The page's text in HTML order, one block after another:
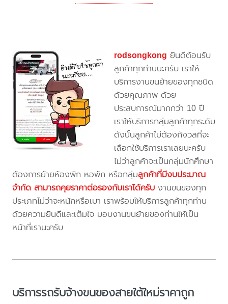
rodsongkong ยินดีต้อนรับ
ลูกค้าทุกท่านนะครับ เราให้
บริการงานขนย้ายของทุกชนิด
ด้วยคุณภาพ ด้วย
ประสบการณ์มากกว่า 10 ปี
เราให้บริการกลุ่มลูกค้าทุกระดับ
ดังนั้นลูกค้าไม่ต้องกังวลที่จะ
เลือกใช้บริการเราเลยนะครับ
ไม่ว่าลูกค้าจะเป็นกลุ่มนักศึกษา
ต้องการย้ายห้องพัก หอพัก หรือกลุ่มลูกค้าที่มีงบประมาณ
จำกัด สามารถคุยราคาต่อรองกับเราได้ครับ งานขนของทุก
ประเภทไม่ว่าจะหนักหรือเบา เราพร้อมให้บริการลูกค้าทุกท่าน
ด้วยความยินดีและเต็มใจ มอบงานขนย้ายของท่านให้เป็น
หน้าที่เรานะครับ
บริการรถรับจ้างขนของสายใต้ใหม่ราคาถูก